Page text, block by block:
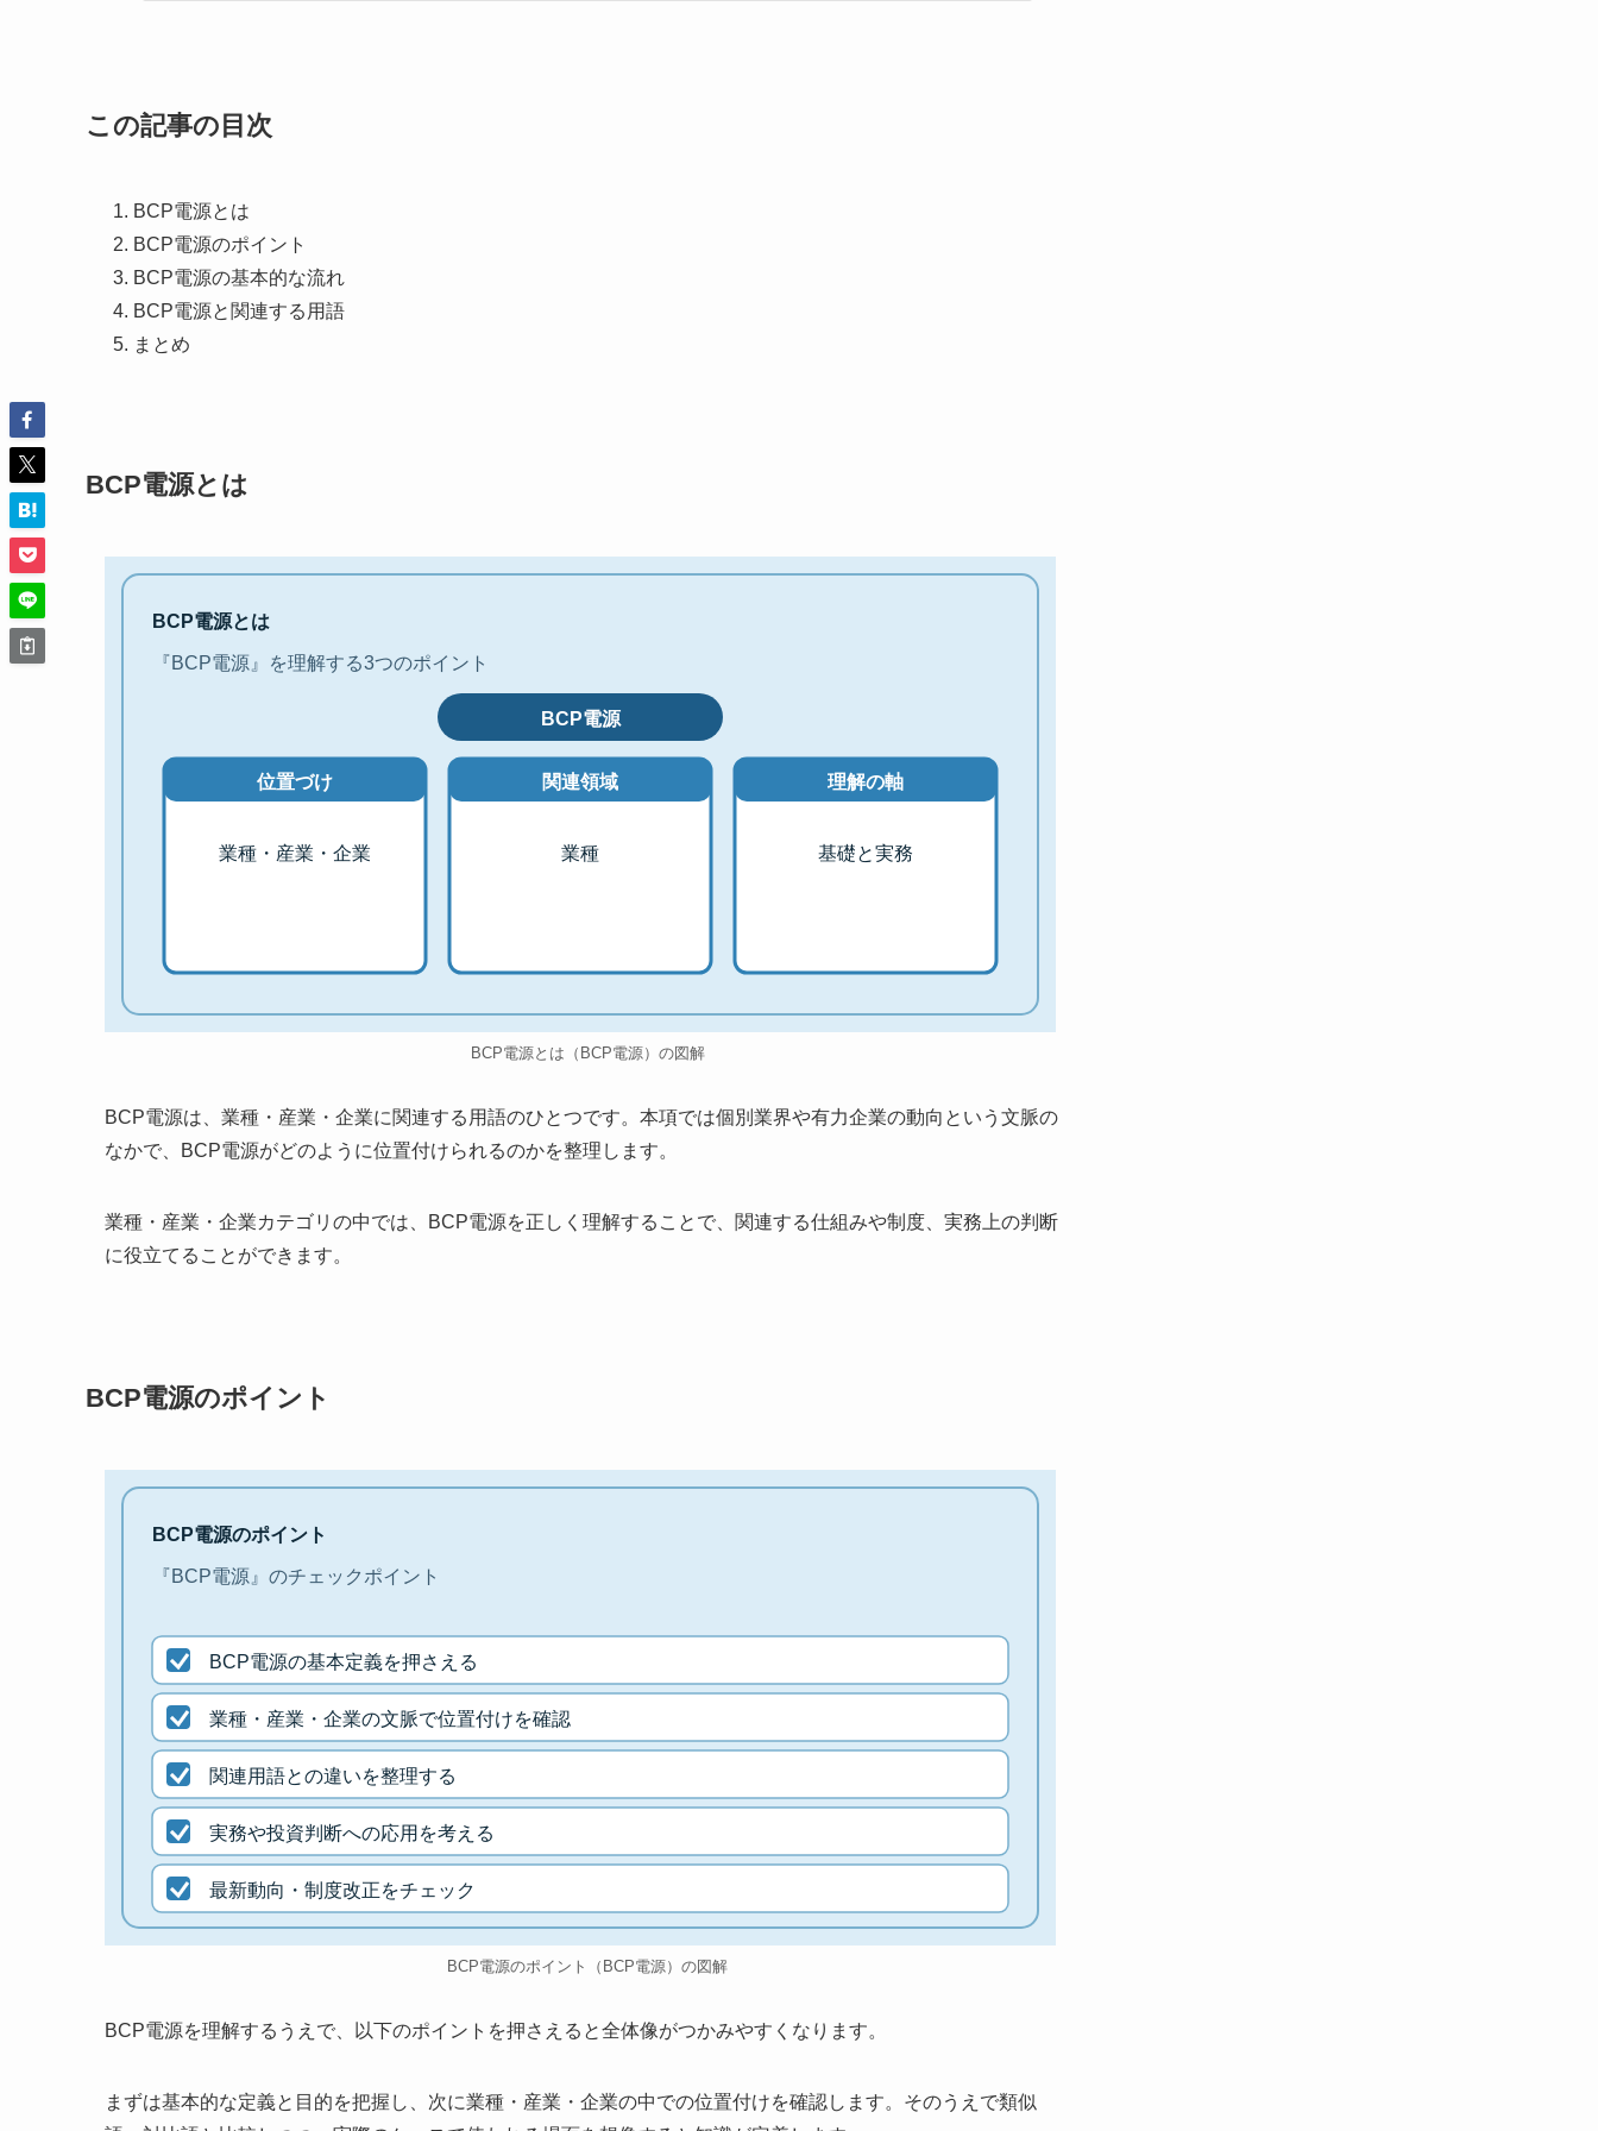
この記事の目次
BCP電源とは
BCP電源のポイント
BCP電源の基本的な流れ
BCP電源と関連する用語
まとめ
BCP電源とは
BCP電源とは
『BCP電源』を理解する3つのポイント
BCP電源
位置づけ
業種・産業・企業
関連領域
業種
理解の軸
基礎と実務
BCP電源とは（BCP電源）の図解
BCP電源は、業種・産業・企業に関連する用語のひとつです。本項では個別業界や有力企業の動向という文脈の
なかで、BCP電源がどのように位置付けられるのかを整理します。
業種・産業・企業カテゴリの中では、BCP電源を正しく理解することで、関連する仕組みや制度、実務上の判断
に役立てることができます。
BCP電源のポイント
BCP電源のポイント
『BCP電源』のチェックポイント
BCP電源の基本定義を押さえる
業種・産業・企業の文脈で位置付けを確認
関連用語との違いを整理する
実務や投資判断への応用を考える
最新動向・制度改正をチェック
BCP電源のポイント（BCP電源）の図解
BCP電源を理解するうえで、以下のポイントを押さえると全体像がつかみやすくなります。
まずは基本的な定義と目的を把握し、次に業種・産業・企業の中での位置付けを確認します。そのうえで類似